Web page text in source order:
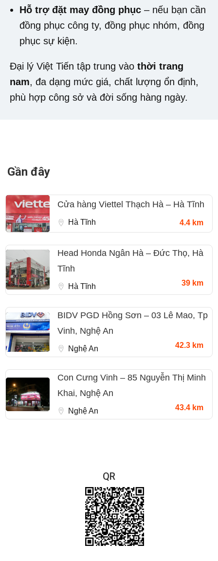
Hỗ trợ đặt may đồng phục – nếu bạn cần
đồng phục công ty, đồng phục nhóm, đồng
phục sự kiện.
Đại lý Việt Tiến tập trung vào thời trang
nam, đa dạng mức giá, chất lượng ổn định,
phù hợp công sở và đời sống hàng ngày.
Gần đây
Cửa hàng Viettel Thạch Hà – Hà Tĩnh
Hà Tĩnh 4.4 km
Head Honda Ngân Hà – Đức Thọ, Hà
Tĩnh
Hà Tĩnh 39 km
BIDV PGD Hồng Sơn – 03 Lê Mao, Tp
Vinh, Nghệ An
Nghệ An 42.3 km
Con Cưng Vinh – 85 Nguyễn Thị Minh
Khai, Nghệ An
Nghệ An 43.4 km
QR